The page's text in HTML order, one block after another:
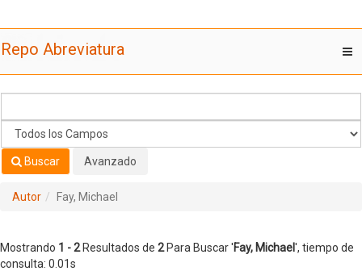
Repo Abreviatura
Buscar Avanzado
Autor Fay, Michael
Mostrando 1 - 2Resultados de 2Para Buscar 'Fay, Michael', tiempo de
consulta: 0.01s